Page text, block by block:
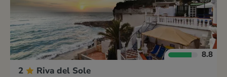
8.8
2 Riva del Sole